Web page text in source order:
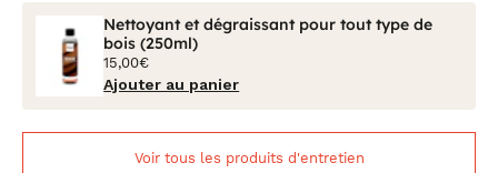
Nettoyant et dégraissant pour tout type de
bois (250ml)
15,00€
Ajouter au panier
Voir tous les produits d'entretien